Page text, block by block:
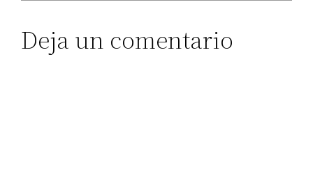
Deja un comentario